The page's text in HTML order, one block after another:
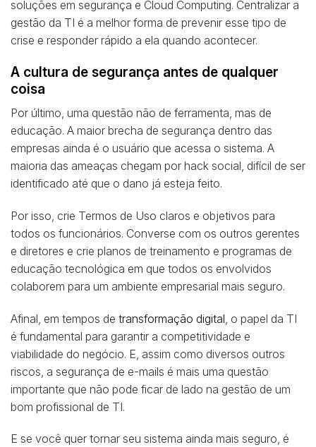
soluções em segurança e Cloud Computing. Centralizar a
gestão da TI é a melhor forma de prevenir esse tipo de
crise e responder rápido a ela quando acontecer.
A cultura de segurança antes de qualquer
coisa
Por último, uma questão não de ferramenta, mas de
educação. A maior brecha de segurança dentro das
empresas ainda é o usuário que acessa o sistema. A
maioria das ameaças chegam por hack social, difícil de ser
identificado até que o dano já esteja feito.
Por isso, crie Termos de Uso claros e objetivos para
todos os funcionários. Converse com os outros gerentes
e diretores e crie planos de treinamento e programas de
educação tecnológica em que todos os envolvidos
colaborem para um ambiente empresarial mais seguro.
Afinal, em tempos de transformação digital , o papel da TI
é fundamental para garantir a competitividade e
viabilidade do negócio. E, assim como diversos outros
riscos, a segurança de e-mails é mais uma questão
importante que não pode ficar de lado na gestão de um
bom profissional de TI.
E se você quer tornar seu sistema ainda mais seguro, é